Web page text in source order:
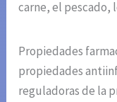
carne, el pescado,
Propiedades
propiedades
reguladoras de la